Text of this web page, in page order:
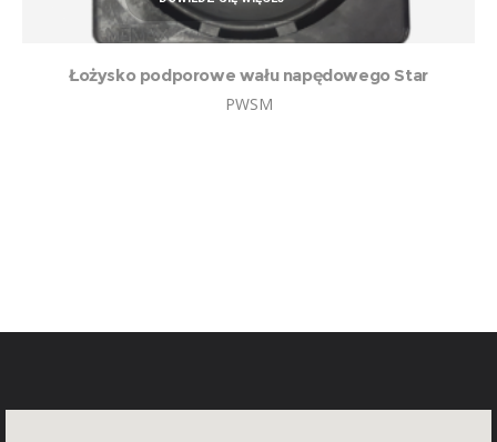
Łożysko podporowe wału napędowego Star
PWSM